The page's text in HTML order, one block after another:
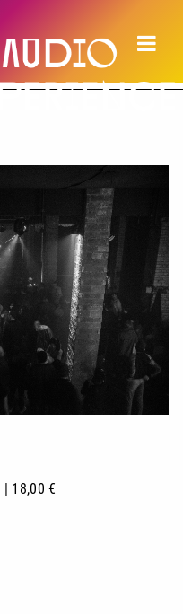
| 18,00 €